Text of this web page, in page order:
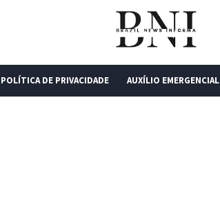
POLÍTICA DE PRIVACIDADE AUXÍLIO EMERGENCIAL